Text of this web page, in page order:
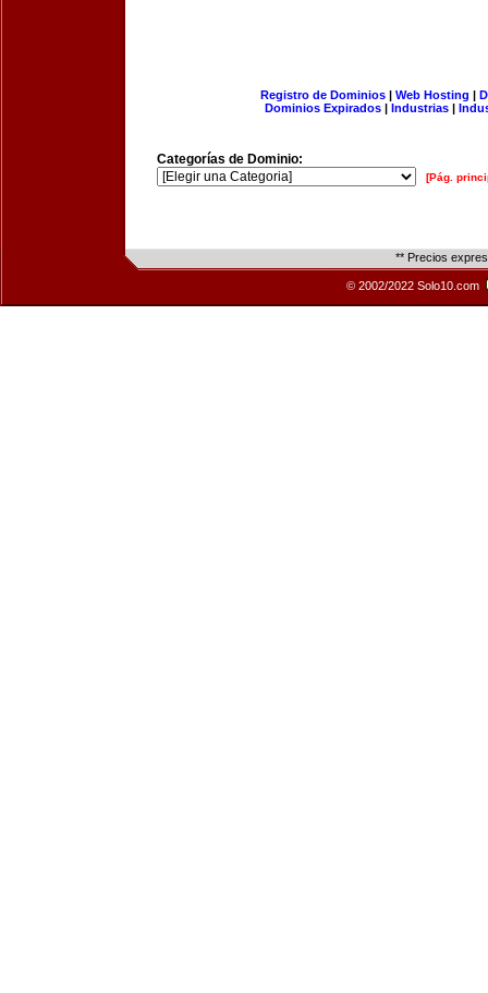
Registro de Dominios| Web Hosting |
Dominios Expirados | Industrias |
Categorías de Dominio:
[Pág.
** Precios
© 2002/2022 Solo10.com